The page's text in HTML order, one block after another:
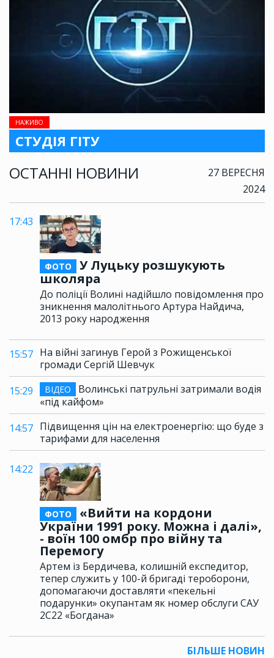
НАЖИВО
СТУДІЯ ГІТУ
ОСТАННІ НОВИНИ
27 ВЕРЕСНЯ
2024
17:43
ФОТО
У Луцьку розшукують
школяра
До поліції Волині надійшло повідомлення про
зникнення малолітнього Артура Найдича,
2013 року народження
15:57 На війні загинув Герой з Рожищенської
громади Сергій Шевчук
15:29
ВІДЕО
Волинські патрульні затримали водія
«під кайфом»
14:57 Підвищення цін на електроенергію: що буде з
тарифами для населення
14:22
ФОТО
«Вийти на кордони
України 1991 року. Можна і далі»,
- воїн 100 омбр про війну та
Перемогу
Артем із Бердичева, колишній експедитор,
тепер служить у 100-й бригаді тероборони,
допомагаючи доставляти «пекельні
подарунки» окупантам як номер обслуги САУ
2С22 «Богдана»
БІЛЬШЕ НОВИН